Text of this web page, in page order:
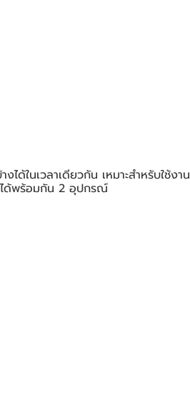
ในเวลาเดียวกัน เหมาะสำหรับใช้งาน
ได้พร้อมกัน 2 อุปกรณ์